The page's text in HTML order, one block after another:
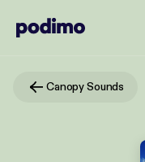
Canopy Sounds